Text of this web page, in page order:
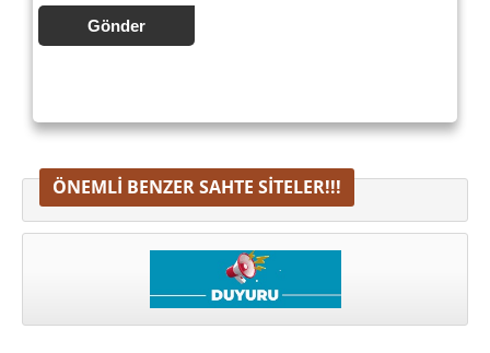
Gönder
ÖNEMLI BENZER SAHTE SITELER!!!